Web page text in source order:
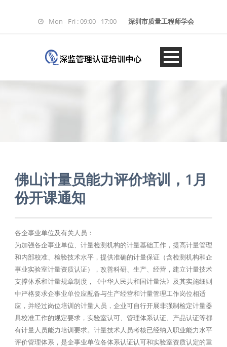
Mon - Fri : 09:00 - 17:00 深圳市质量工程师学会
佛山计量员能力评价培训，1月
份开课通知
各企事业单位及有关人员：
为加强各企事业单位、计量检测机构的计量基础工作，提高计量管理
和内部校准、检验技术水平，提供准确的计量保证（含检测机构和企
事业实验室计量资质认证），改善科研、生产、经营，建立计量技术
支撑体系和计量规章制度，《中华人民共和国计量法》及其实施细则
中严格要求企事业单位应配备与生产经营和计量管理工作岗位相适
应，并经过岗位培训的计量人员，企业可自行开展非强制检定计量器
具校准工作的规定要求，实验室认可、管理体系认证、产品认证等都
有计量人员能力培训要求。计量技术人员考核已经纳入职业能力水平
评价管理体系，是企事业单位各体系认证认可和实验室资质认定的重